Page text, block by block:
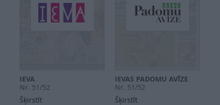
IEVA
Nr. 51/52
Šķirstīt
IEVAS PADOMU AVĪZE
Nr. 51/52
Šķirstīt